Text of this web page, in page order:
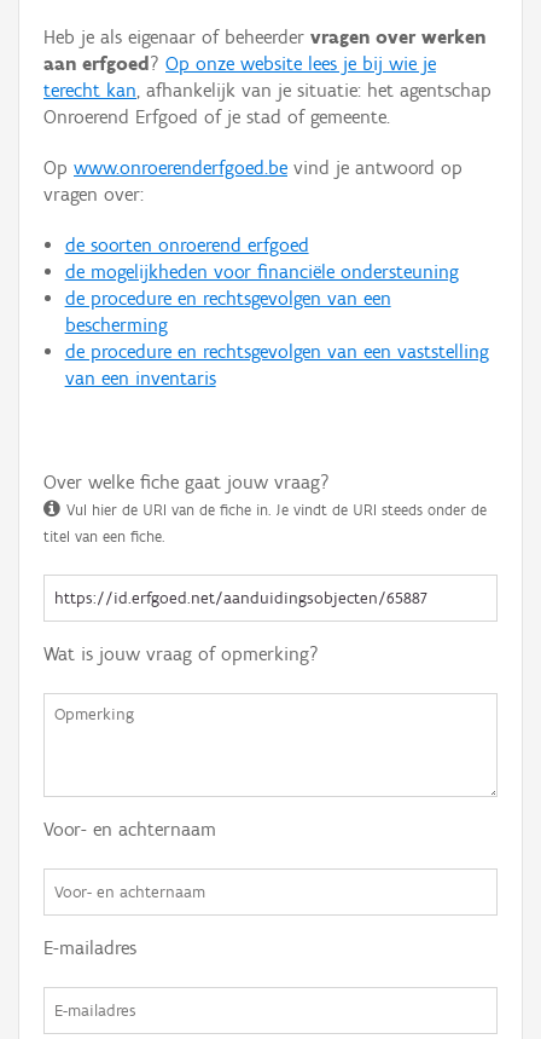
Hergebruik
Aanmelden
Heb je als eigenaar of beheerder vragen over werken
aan erfgoed ? Op onze website lees je bij wie je
terecht kan, afhankelijk van je situatie: het agentschap
Onroerend Erfgoed of je stad of gemeente.
Op www.onroerenderfgoed.be vind je antwoord op
vragen over:
de soorten onroerend erfgoed
de mogelijkheden voor financiële ondersteuning
de procedure en rechtsgevolgen van een
bescherming
de procedure en rechtsgevolgen van een vaststelling
van een inventaris
Over welke fiche gaat jouw vraag?
Vul hier de URI van de fiche in. Je vindt de URI steeds onder de
titel van een fiche.
Wat is jouw vraag of opmerking?
Voor- en achternaam
E-mailadres